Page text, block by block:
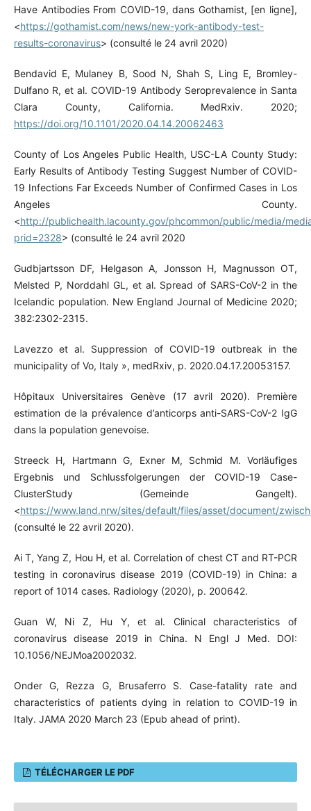
Have Antibodies From COVID-19, dans Gothamist, [en ligne],
<https://gothamist.com/news/new-york-antibody-test-
results-coronavirus> (consulté le 24 avril 2020)
Bendavid E, Mulaney B, Sood N, Shah S, Ling E, Bromley-
Dulfano R, et al. COVID-19 Antibody Seroprevalence in Santa
Clara County, California. MedRxiv. 2020;
https://doi.org/10.1101/2020.04.14.20062463
County of Los Angeles Public Health, USC-LA County Study:
Early Results of Antibody Testing Suggest Number of COVID-
19 Infections Far Exceeds Number of Confirmed Cases in Los
Angeles County.
<http://publichealth.lacounty.gov/phcommon/public/media/
prid=2328> (consulté le 24 avril 2020
Gudbjartsson DF, Helgason A, Jonsson H, Magnusson OT,
Melsted P, Norddahl GL, et al. Spread of SARS-CoV-2 in the
Icelandic population. New England Journal of Medicine 2020;
382:2302-2315.
Lavezzo et al. Suppression of COVID-19 outbreak in the
municipality of Vo, Italy », medRxiv, p. 2020.04.17.20053157.
Hôpitaux Universitaires Genève (17 avril 2020). Première
estimation de la prévalence d’anticorps anti-SARS-CoV-2 IgG
dans la population genevoise.
Streeck H, Hartmann G, Exner M, Schmid M. Vorläufiges
Ergebnis und Schlussfolgerungen der COVID-19 Case-
ClusterStudy (Gemeinde Gangelt).
<https://www.land.nrw/sites/default/files/asset/document/
(consulté le 22 avril 2020).
Ai T, Yang Z, Hou H, et al. Correlation of chest CT and RT-PCR
testing in coronavirus disease 2019 (COVID-19) in China: a
report of 1014 cases. Radiology (2020), p. 200642.
Guan W, Ni Z, Hu Y, et al. Clinical characteristics of
coronavirus disease 2019 in China. N Engl J Med. DOI:
10.1056/NEJMoa2002032.
Onder G, Rezza G, Brusaferro S. Case-fatality rate and
characteristics of patients dying in relation to COVID-19 in
Italy. JAMA 2020 March 23 (Epub ahead of print).
TÉLÉCHARGER LE PDF